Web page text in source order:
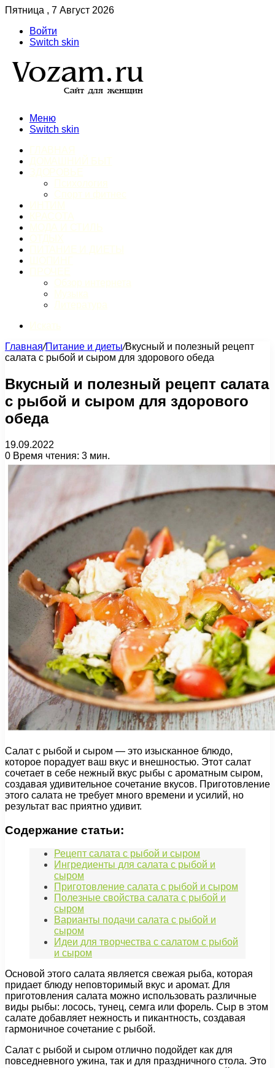
Пятница , 7 Август 2026
Войти
Switch skin
Меню
Switch skin
Главная/Питание и диеты/Вкусный и полезный рецепт
салата с рыбой и сыром для здорового обеда
Вкусный и полезный рецепт салата
с рыбой и сыром для здорового
обеда
19.09.2022
0 Время чтения: 3 мин.
Салат с рыбой и сыром — это изысканное блюдо,
которое порадует ваш вкус и внешностью. Этот салат
сочетает в себе нежный вкус рыбы с ароматным сыром,
создавая удивительное сочетание вкусов. Приготовление
этого салата не требует много времени и усилий, но
результат вас приятно удивит.
Содержание статьи:
Рецепт салата с рыбой и сыром
Ингредиенты для салата с рыбой и
сыром
Приготовление салата с рыбой и сыром
Полезные свойства салата с рыбой и
сыром
Варианты подачи салата с рыбой и
сыром
Идеи для творчества с салатом с рыбой
и сыром
Основой этого салата является свежая рыба, которая
придает блюду неповторимый вкус и аромат. Для
приготовления салата можно использовать различные
виды рыбы: лосось, тунец, семга или форель. Сыр в этом
салате добавляет нежность и пикантность, создавая
гармоничное сочетание с рыбой.
Салат с рыбой и сыром отлично подойдет как для
повседневного ужина, так и для праздничного стола. Это